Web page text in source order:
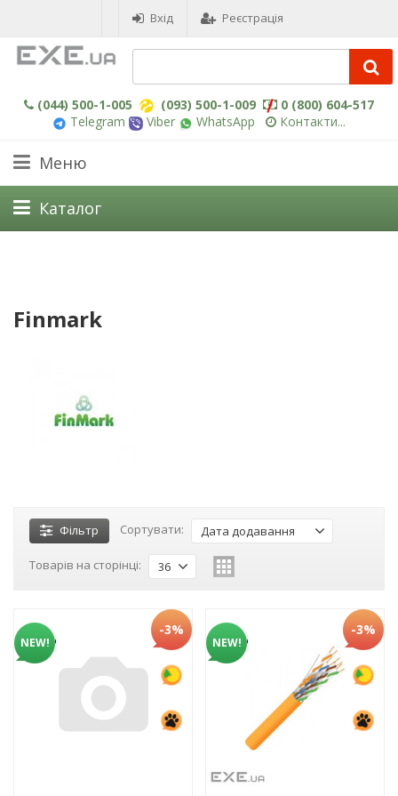
Вхід Реєстрація
(044) 500-1-005 (093) 500-1-009
0 (800) 604-517
Telegram
Viber WhatsApp Контакти...
Меню
Каталог
Finmark
Фільтр Сортувати: Дата додавання
Товарів на сторінці: 36
NEW!
-3%
NEW!
-3%